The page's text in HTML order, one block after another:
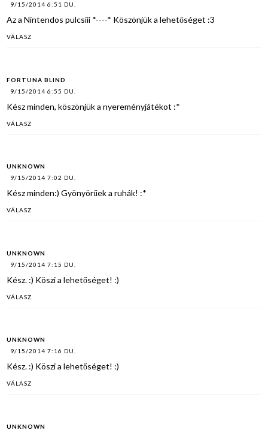
9/15/2014 6:51 DU.
Az a Nintendos pulcsiii *----* Köszönjük a lehetőséget :3
VÁLASZ
FORTUNA BLIND
9/15/2014 6:55 DU.
Kész minden, köszönjük a nyereményjátékot :*
VÁLASZ
UNKNOWN
9/15/2014 7:02 DU.
Kész minden:) Gyönyörűek a ruhák! :*
VÁLASZ
UNKNOWN
9/15/2014 7:15 DU.
Kész. :) Köszi a lehetőséget! :)
VÁLASZ
UNKNOWN
9/15/2014 7:16 DU.
Kész. :) Köszi a lehetőséget! :)
VÁLASZ
UNKNOWN